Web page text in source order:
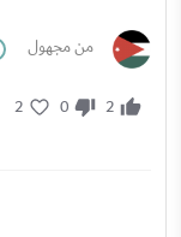
من مجهول
2
0
2